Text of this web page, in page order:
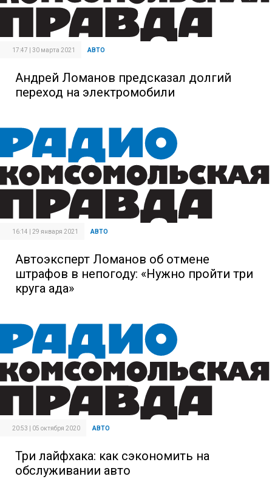
17:47 | 30 марта 2021 АВТО
Андрей Ломанов предсказал долгий
переход на электромобили
16:14 | 29 января 2021 АВТО
Автоэксперт Ломанов об отмене
штрафов в непогоду: «Нужно пройти три
круга ада»
20:53 | 05 октября 2020 АВТО
Три лайфхака: как сэкономить на
обслуживании авто